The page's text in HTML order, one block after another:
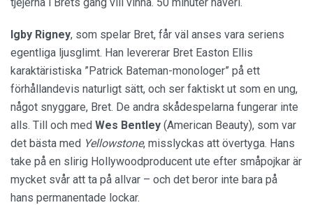
Igby Rigney, som spelar Bret, får väl anses vara seriens
egentliga ljusglimt. Han levererar Bret Easton Ellis
karaktäristiska ”Patrick Bateman-monologer” på ett
förhållandevis naturligt sätt, och ser faktiskt ut som en ung,
något snyggare, Bret. De andra skådespelarna fungerar inte
alls. Till och med Wes Bentley (American Beauty), som var
det bästa med Yellowstone, misslyckas att övertyga. Hans
take på en slirig Hollywoodproducent ute efter småpojkar är
mycket svår att ta på allvar – och det beror inte bara på
hans permanentade lockar.